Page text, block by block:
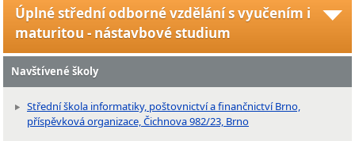
Úplné střední odborné vzdělání s vyučením i
maturitou - nástavbové studium
Navštívené školy
Střední škola informatiky, poštovnictví a finančnictví Brno,
příspěvková organizace, Čichnova 982/23, Brno